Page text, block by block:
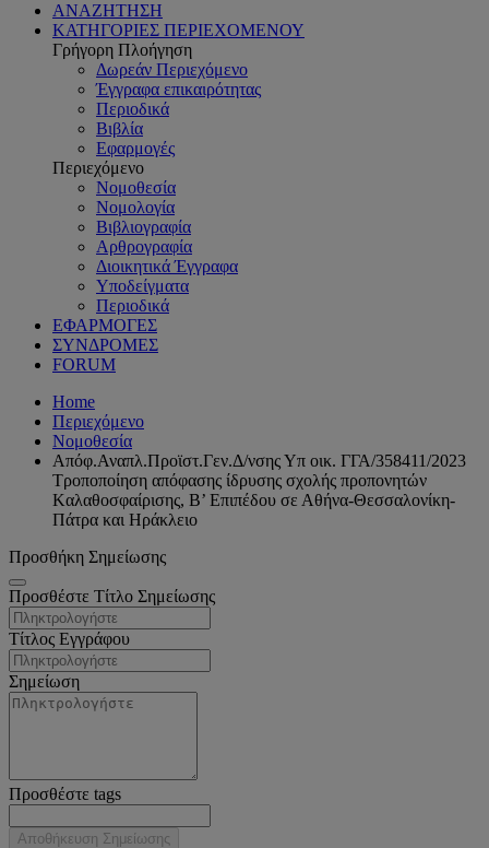
ΑΝΑΖΗΤΗΣΗ
ΚΑΤΗΓΟΡΙΕΣ ΠΕΡΙΕΧΟΜΕΝΟΥ
Γρήγορη Πλοήγηση
Δωρεάν Περιεχόμενο
Έγγραφα επικαιρότητας
Περιοδικά
Βιβλία
Εφαρμογές
Περιεχόμενο
Νομοθεσία
Νομολογία
Βιβλιογραφία
Αρθρογραφία
Διοικητικά Έγγραφα
Υποδείγματα
Περιοδικά
ΕΦΑΡΜΟΓΕΣ
ΣΥΝΔΡΟΜΕΣ
FORUM
Home
Περιεχόμενο
Νομοθεσία
Απόφ.Αναπλ.Προϊστ.Γεν.Δ/νσης Υπ οικ. ΓΓΑ/358411/2023
Τροποποίηση απόφασης ίδρυσης σχολής προπονητών
Kαλαθοσφαίρισης, Β’ Επιπέδου σε Αθήνα-Θεσσαλονίκη-
Πάτρα και Ηράκλειο
Προσθήκη Σημείωσης
Προσθέστε Τίτλο Σημείωσης
Τίτλος Εγγράφου
Σημείωση
Προσθέστε tags
Αποθήκευση Σημείωσης